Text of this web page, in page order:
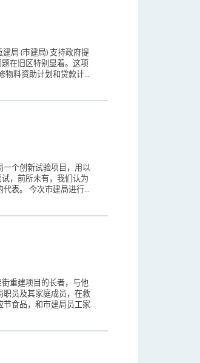
局 (市建局) 支持政府提
在旧区特别显着。这项
料资助计划和贷款计...
个创新试验项目，用以
，前所未有，我们认为
表。 今次市建局进行...
重建项目的长者，与他
员及其家庭成员，在救
食品，和市建局员工家...